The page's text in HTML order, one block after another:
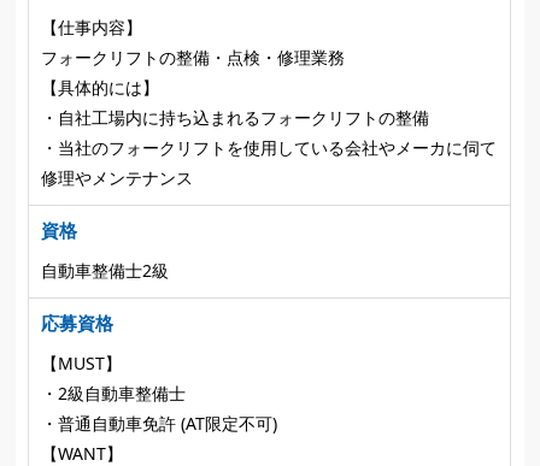
【仕事内容】
フォークリフトの整備・点検・修理業務
【具体的には】
・自社工場内に持ち込まれるフォークリフトの整備
・当社のフォークリフトを使用している会社やメーカに伺て
修理やメンテナンス
資格
自動車整備士2級
応募資格
【MUST】
・2級自動車整備士
・普通自動車免許 (AT限定不可)
【WANT】